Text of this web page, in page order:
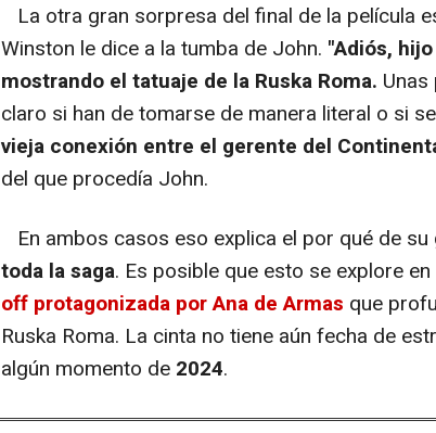
La otra gran sorpresa del final de la película
Winston le dice a la tumba de John. "Adiós,
mostrando el tatuaje de la Ruska Roma.
claro si han de tomarse de manera literal o si
vieja conexión entre el gerente del
del que procedía John.
En ambos casos eso explica el por qué de su
toda la saga. Es posible que esto se explore en
off protagonizada por Ana de Armas que
Ruska Roma. La cinta no tiene aún fecha de
algún momento de 2024.